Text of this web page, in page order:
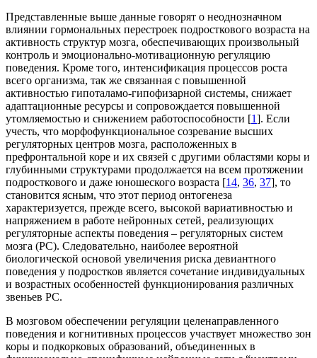
Представленные выше данные говорят о неоднозначном
влиянии гормональных перестроек подросткового возраста на
активность структур мозга, обеспечивающих произвольный
контроль и эмоционально-мотивационную регуляцию
поведения. Кроме того, интенсификация процессов роста
всего организма, так же связанная с повышенной
активностью гипоталамо-гипофизарной системы, снижает
адаптационные ресурсы и сопровождается повышенной
утомляемостью и снижением работоспособности [1]. Если
учесть, что морфофункциональное созревание высших
регуляторных центров мозга, расположенных в
префронтальной коре и их связей с другими областями коры и
глубинными структурами продолжается на всем протяжении
подросткового и даже юношеского возраста [14, 36, 37], то
становится ясным, что этот период онтогенеза
характеризуется, прежде всего, высокой вариативностью и
напряжением в работе нейронных сетей, реализующих
регуляторные аспекты поведения – регуляторных систем
мозга (РС). Следовательно, наиболее вероятной
биологической основой увеличения риска девиантного
поведения у подростков является сочетание индивидуальных
и возрастных особенностей функционирования различных
звеньев РС.
В мозговом обеспечении регуляции целенаправленного
поведения и когнитивных процессов участвует множество зон
коры и подкорковых образований, объединенных в